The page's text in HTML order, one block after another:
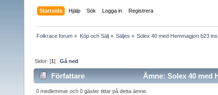
Startsida Hjälp Sök Logga in Registrera
Folkrace forum » Köp och Sälj» Säljes » Solex 40 med Hemmagjort b23
Sidor: [1]Gå ned
Författare Ämne: Solex 40 med
0 medlemmar och 0 gäster tittar på detta ämne.